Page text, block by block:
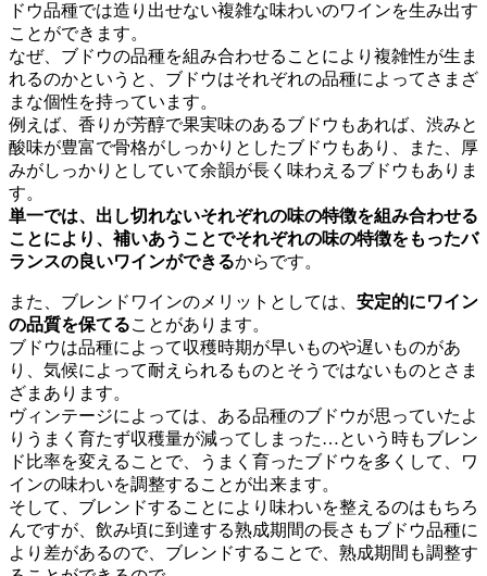
ドウ品種では造り出せない複雑な味わいのワインを生み出す
ことができます。
なぜ、ブドウの品種を組み合わせることにより複雑性が生ま
れるのかというと、ブドウはそれぞれの品種によってさまざ
まな個性を持っています。
例えば、香りが芳醇で果実味のあるブドウもあれば、渋みと
酸味が豊富で骨格がしっかりとしたブドウもあり、また、厚
みがしっかりとしていて余韻が長く味わえるブドウもありま
す。
単一では、出し切れないそれぞれの味の特徴を組み合わせる
ことにより、 補いあうことでそれぞれの味の特徴をもったバ
ランスの良いワインができるからです。
また、ブレンドワインのメリットとしては、 安定的にワイン
の品質を保てることがあります。
ブドウは品種によって収穫時期が早いものや遅いものがあ
り、気候によって耐えられるものとそうではないものとさま
ざまあります。
ヴィンテージによっては、ある品種のブドウが思っていたよ
りうまく育たず収穫量が減ってしまった…という時もブレン
ド比率を変えることで、うまく育ったブドウを多くして、ワ
インの味わいを調整することが出来ます。
そして、ブレンドすることにより味わいを整えるのはもちろ
んですが、飲み頃に到達する熟成期間の長さもブドウ品種に
より差があるので、ブレンドすることで、熟成期間も調整す